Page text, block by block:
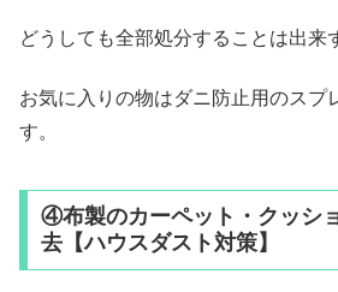
どうしても全部処分することは出来
お気に入りの物はダニ防止用のスプ
す。
④布製のカーペット・クッシ
去【ハウスダスト対策】